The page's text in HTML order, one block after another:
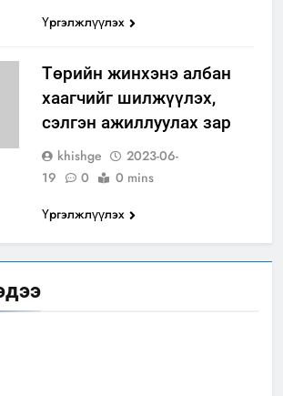
Үргэлжлүүлэх
Төрийн жинхэнэ албан
хаагчийг шилжүүлэх,
сэлгэн ажиллуулах зар
khishge
2023-06-
19
0
0 mins
Үргэлжлүүлэх